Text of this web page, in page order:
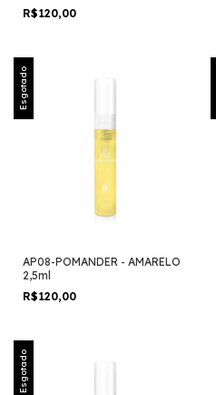
R$120,00
Esgotado
AP08-POMANDER - AMARELO
2,5ml
R$120,00
Esgotado